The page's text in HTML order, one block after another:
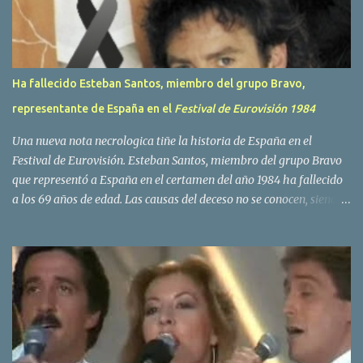
s
Ha fallecido Esteban Santos, miembro del grupo Bravo,
representante de España en el Festival de Eurovisión 1984
Una nueva nota necrologica tiñe la historia de España en el
Festival de Eurovisión. Esteban Santos, miembro del grupo Bravo
que representó a España en el certamen del año 1984 ha fallecido
a los 69 años de edad. Las causas del deceso no se conocen, siendo
traves de las redes sociales. Nacido en Tolosa en 1951, durante su
epoca universitaria en la carrera de empresariales conoció al
estudiante de medicina Luis Villar, comenzando a actuar
juntos,Santos a la guitarra y Villar al piano, sin atreverse a dar el
salto al mercado profesional. Sin embargo esto cambió gracias a la
propia Amaia Saizar, que tras su abandono de Trigo Limpio,